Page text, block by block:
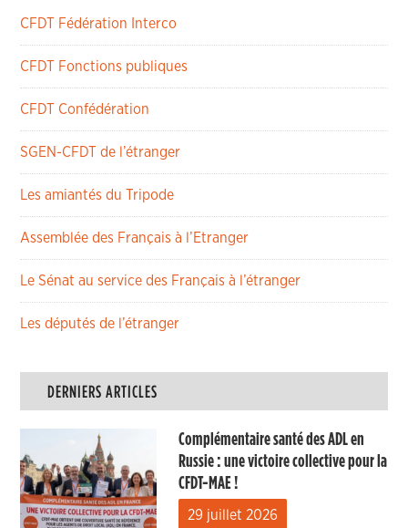
CFDT Fédération Interco
CFDT Fonctions publiques
CFDT Confédération
SGEN-CFDT de l’étranger
Les amiantés du Tripode
Assemblée des Français à l’Etranger
Le Sénat au service des Français à l’étranger
Les députés de l’étranger
DERNIERS ARTICLES
Complémentaire santé des ADL en
Russie : une victoire collective pour la
CFDT-MAE !
29 juillet 2026